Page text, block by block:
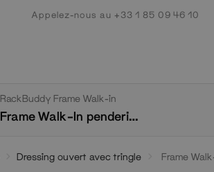
Appelez-nous au +33 1 85 09 46 10
RackBuddy Frame Walk-in
Frame Walk-In penderie 2 colonnes
Dressing ouvert avec tringle Frame